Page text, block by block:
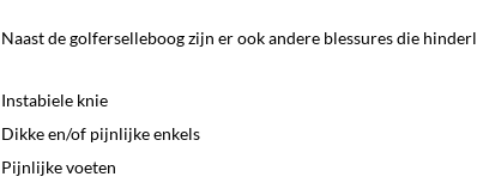
Naast de golferselleboog zijn er ook andere blessures die
Instabiele knie
Dikke en/of pijnlijke enkels
Pijnlijke voeten